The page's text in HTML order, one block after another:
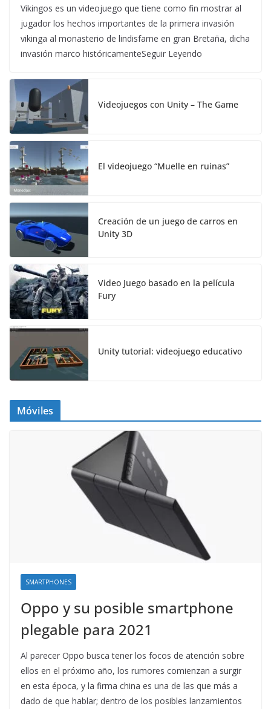
Vikingos es un videojuego que tiene como fin mostrar al
jugador los hechos importantes de la primera invasión
vikinga al monasterio de lindisfarne en gran Bretaña, dicha
invasión marco históricamenteSeguir Leyendo
Videojuegos con Unity – The Game
El videojuego “Muelle en ruinas”
Creación de un juego de carros en
Unity 3D
Video Juego basado en la película
Fury
Unity tutorial: videojuego educativo
Móviles
SMARTPHONES
Oppo y su posible smartphone
plegable para 2021
Al parecer Oppo busca tener los focos de atención sobre
ellos en el próximo año, los rumores comienzan a surgir
en esta época, y la firma china es una de las que más a
dado de que hablar; dentro de los posibles lanzamientos